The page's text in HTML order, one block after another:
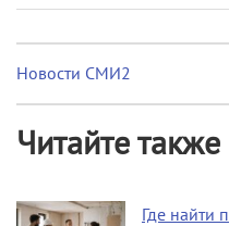
Новости СМИ2
Читайте также
Где найти